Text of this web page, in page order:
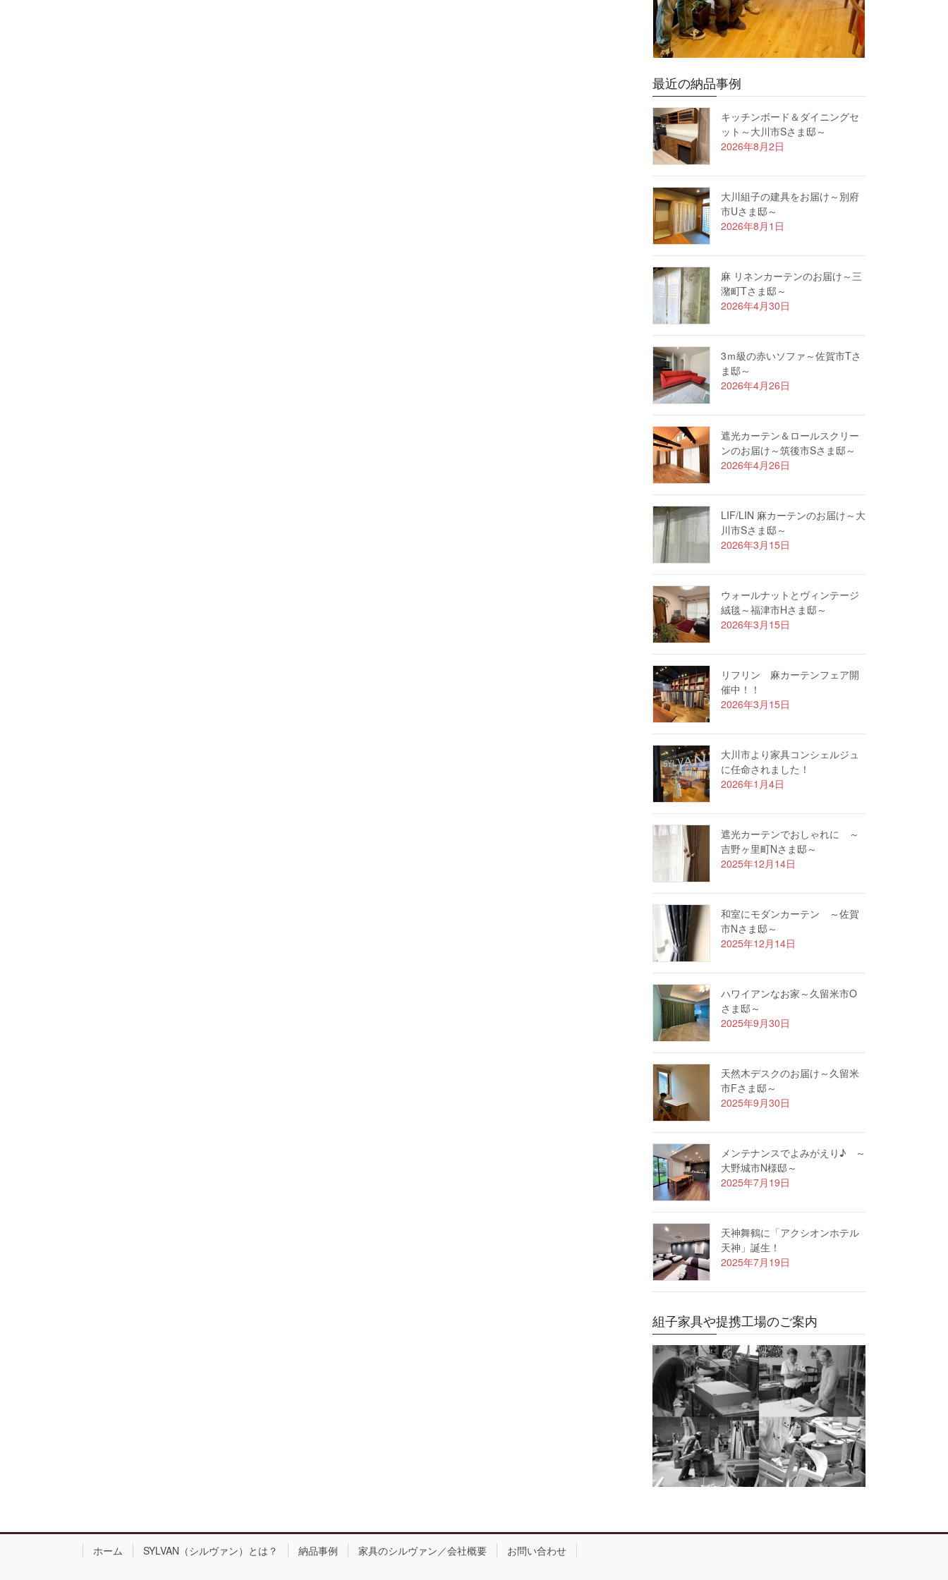
最近の納品事例
キッチンボード＆ダイニングセ
ット～大川市Sさま邸～
2026年8月2日
大川組子の建具をお届け～別府
市Uさま邸～
2026年8月1日
麻 リネンカーテンのお届け～三
潴町Tさま邸～
2026年4月30日
3ｍ級の赤いソファ～佐賀市Tさ
ま邸～
2026年4月26日
遮光カーテン＆ロールスクリー
ンのお届け～筑後市Sさま邸～
2026年4月26日
LIF/LIN 麻カーテンのお届け～大
川市Sさま邸～
2026年3月15日
ウォールナットとヴィンテージ
絨毯～福津市Hさま邸～
2026年3月15日
リフリン 麻カーテンフェア開
催中！！
2026年3月15日
大川市より家具コンシェルジュ
に任命されました！
2026年1月4日
遮光カーテンでおしゃれに ～
吉野ヶ里町Nさま邸～
2025年12月14日
和室にモダンカーテン ～佐賀
市Nさま邸～
2025年12月14日
ハワイアンなお家～久留米市O
さま邸～
2025年9月30日
天然木デスクのお届け～久留米
市Fさま邸～
2025年9月30日
メンテナンスでよみがえり♪ ～
大野城市N様邸～
2025年7月19日
天神舞鶴に「アクシオンホテル
天神」誕生！
2025年7月19日
組子家具や提携工場のご案内
ホーム SYLVAN（シルヴァン）とは？ 納品事例 家具のシルヴァン／会社概要 お問い合わせ